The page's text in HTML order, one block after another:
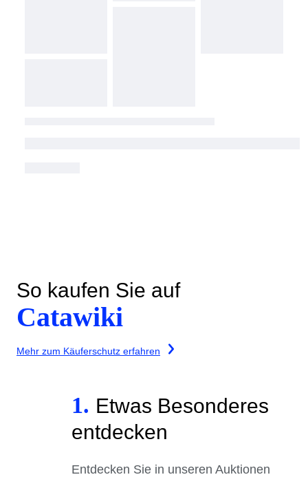
So kaufen Sie auf
Catawiki
Mehr zum Käuferschutz erfahren
1. Etwas Besonderes
entdecken
Entdecken Sie in unseren Auktionen